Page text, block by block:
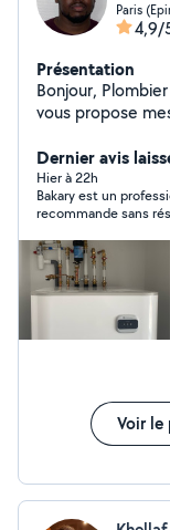
Paris
4,9/
Présentation
Bonjour, Plombier professionnel de nature bricoleur, je
vous propose mes services : -
des évacuations - installation chauffe eau - débouchage
évier et toilettes - installation et retrait de tous types
de radiateurs
baignoire et bac à douche -
- montage meuble ou
et je peux me
bricolage. N'hésitez pas à me contacter pour toutes
demandes.
Dernier avis
Hier à 22h
Bakary est un
recommande sans
disponible et réactif.
de son travail et me
délais très courts.
recommander
Voir le